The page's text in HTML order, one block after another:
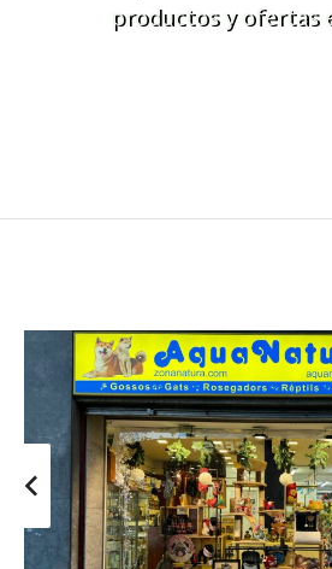
productos y ofertas